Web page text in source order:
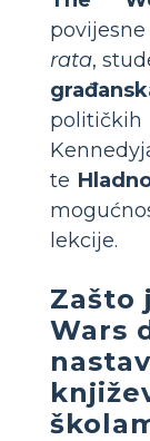
rata,
te
lekcije.
Zašto
Wars